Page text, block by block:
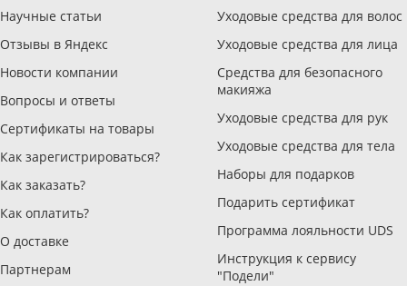
Научные статьи
Отзывы в Яндекс
Новости компании
Вопросы и ответы
Сертификаты на товары
Как зарегистрироваться?
Как заказать?
Как оплатить?
О доставке
Партнерам
Уходовые средства для волос
Уходовые средства для лица
Средства для безопасного
макияжа
Уходовые средства для рук
Уходовые средства для тела
Наборы для подарков
Подарить сертификат
Программа лояльности UDS
Инструкция к сервису
"Подели"